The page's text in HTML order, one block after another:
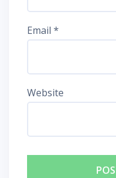
Email *
Website